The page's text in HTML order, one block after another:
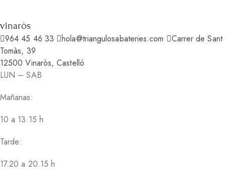
vinaròs
964 45 46 33 hola@triangulosabateries.com
Carrer de Sant
Tomàs, 39
12500 Vinaròs, Castelló
LUN – SAB
Mañanas:
10 a 13.15 h
Tarde:
17.20 a 20.15 h